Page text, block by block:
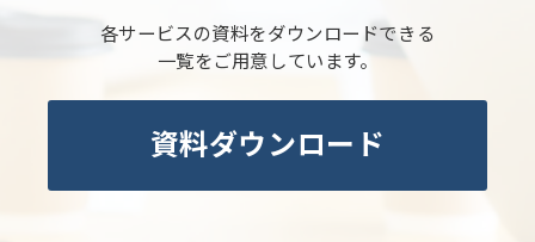
各サービスの資料をダウンロードできる
一覧をご用意しています。
資料ダウンロード